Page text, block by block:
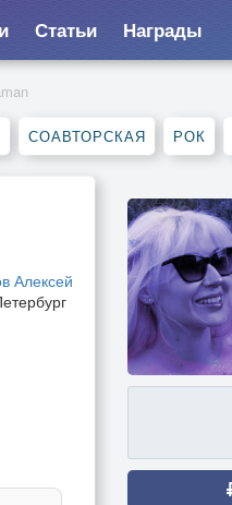
Статьи Награды
СОАВТОРСКАЯ РОК
Алексей